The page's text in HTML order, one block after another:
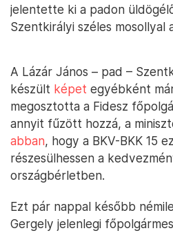
jelentette ki a padon
Szentkirályi széles mosollyal
A Lázár János – pad –
készült képet egyébként
megosztotta a Fidesz
annyit fűzött hozzá, a
abban, hogy a BKV-BKK 15
részesülhessen a
országbérletben.
Ezt pár nappal később
Gergely jelenlegi